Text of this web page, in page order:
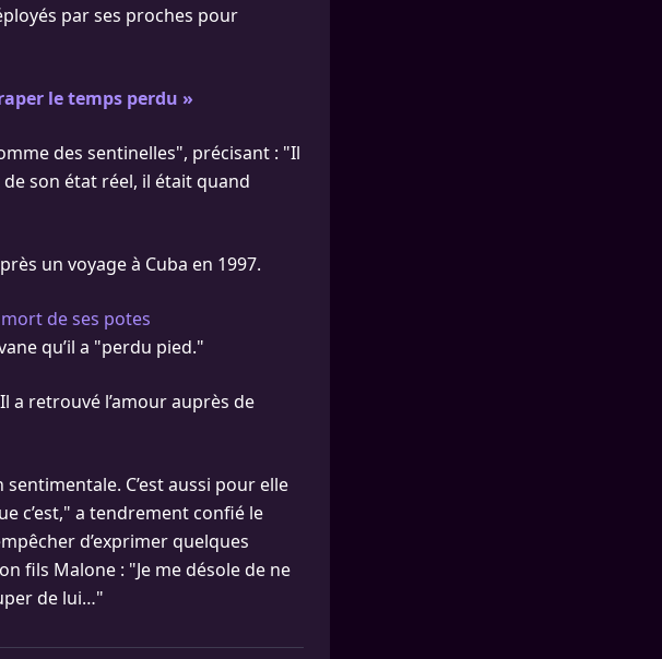
par ses proches pour
le temps perdu »
des sentinelles", précisant : "Il
son état réel, il était quand
un voyage à Cuba en 1997.
mort de ses potes
qu’il a "perdu pied."
a retrouvé l’amour auprès de
C’est aussi pour elle
c’est," a tendrement confié le
d’exprimer quelques
fils Malone : "Je me désole de ne
de lui…"